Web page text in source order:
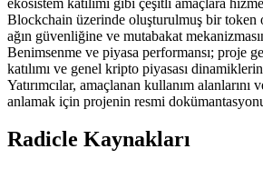
En iyi traderlarla güçlerinizi birleştirin
Blockchain üzerinde oluşturulmuş bir token
ağın güvenliğine ve mutabakat
Benimsenme ve piyasa performansı; proje
katılımı ve genel kripto piyasası
Yatırımcılar, amaçlanan kullanım
anlamak için projenin resmi
Radicle Kaynakları